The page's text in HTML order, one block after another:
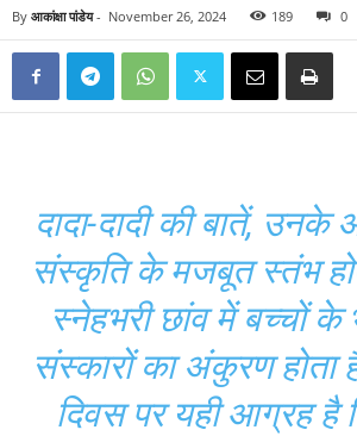
By आकांक्षा पांडेय- November 26, 2024 189 0
दादा-दादी की बातें, उनके
संस्कृति के मजबूत स्तंभ
स्नेहभरी छांव में बच्चों
संस्कारों का अंकुरण
दिवस पर यही आग्रह है